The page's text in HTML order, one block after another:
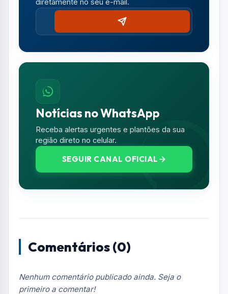
diretamente no seu e-mail.
Notícias no WhatsApp
Receba alertas urgentes e plantões da sua
região direto no celular.
SEGUIR CANAL OFICIAL
Comentários (0)
Nenhum comentário publicado ainda. Seja o
primeiro a comentar!